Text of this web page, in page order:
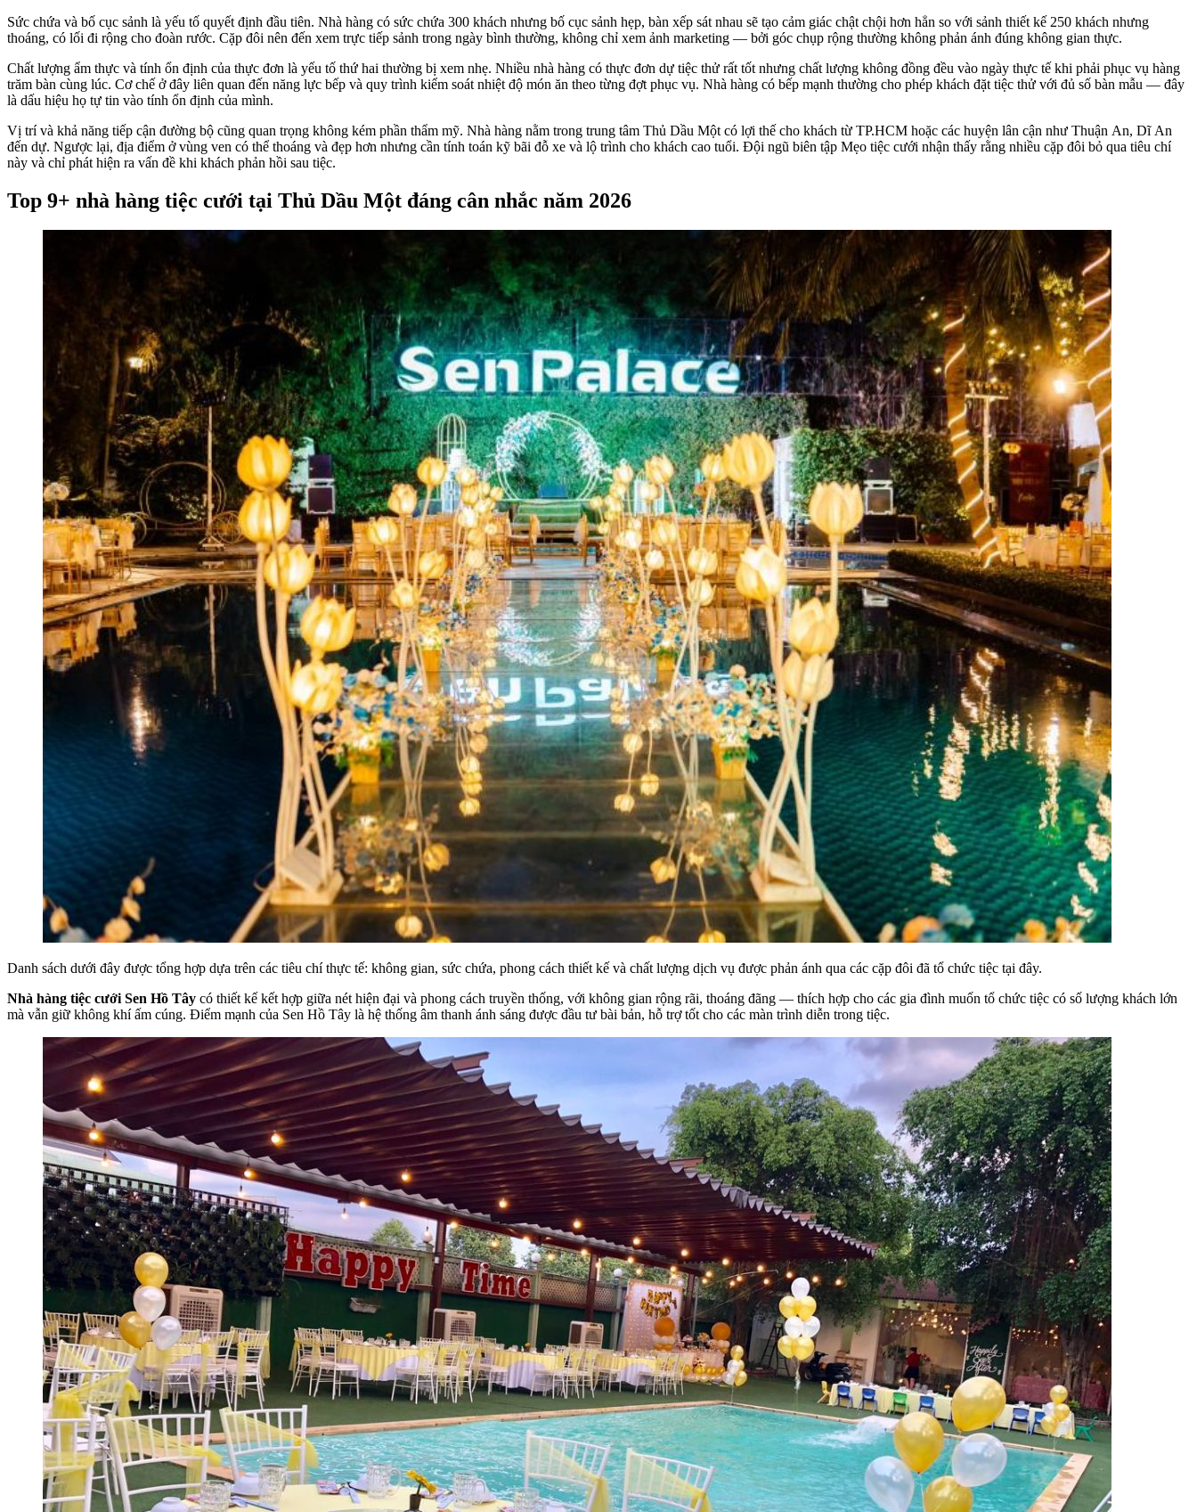
Sức chứa và bố cục sảnh là yếu tố quyết định đầu tiên. Nhà hàng có sức chứa 300 khách nhưng bố cục sảnh hẹp, bàn xếp sát nhau sẽ tạo cảm giác chật chội hơn hẳn so với sảnh thiết kế 250 khách nhưng
thoáng, có lối đi rộng cho đoàn rước. Cặp đôi nên đến xem trực tiếp sảnh trong ngày bình thường, không chỉ xem ảnh marketing — bởi góc chụp rộng thường không phản ánh đúng không gian thực.
Chất lượng ẩm thực và tính ổn định của thực đơn là yếu tố thứ hai thường bị xem nhẹ. Nhiều nhà hàng có thực đơn dự tiệc thử rất tốt nhưng chất lượng không đồng đều vào ngày thực tế khi phải phục vụ hàng
trăm bàn cùng lúc. Cơ chế ở đây liên quan đến năng lực bếp và quy trình kiểm soát nhiệt độ món ăn theo từng đợt phục vụ. Nhà hàng có bếp mạnh thường cho phép khách đặt tiệc thử với đủ số bàn mẫu — đây
là dấu hiệu họ tự tin vào tính ổn định của mình.
Vị trí và khả năng tiếp cận đường bộ cũng quan trọng không kém phần thẩm mỹ. Nhà hàng nằm trong trung tâm Thủ Dầu Một có lợi thế cho khách từ TP.HCM hoặc các huyện lân cận như Thuận An, Dĩ An
đến dự. Ngược lại, địa điểm ở vùng ven có thể thoáng và đẹp hơn nhưng cần tính toán kỹ bãi đỗ xe và lộ trình cho khách cao tuổi. Đội ngũ biên tập Mẹo tiệc cưới nhận thấy rằng nhiều cặp đôi bỏ qua tiêu chí
này và chỉ phát hiện ra vấn đề khi khách phản hồi sau tiệc.
Top 9+ nhà hàng tiệc cưới tại Thủ Dầu Một đáng cân nhắc năm 2026
Danh sách dưới đây được tổng hợp dựa trên các tiêu chí thực tế: không gian, sức chứa, phong cách thiết kế và chất lượng dịch vụ được phản ánh qua các cặp đôi đã tổ chức tiệc tại đây.
Nhà hàng tiệc cưới Sen Hồ Tây có thiết kế kết hợp giữa nét hiện đại và phong cách truyền thống, với không gian rộng rãi, thoáng đãng — thích hợp cho các gia đình muốn tổ chức tiệc có số lượng khách lớn
mà vẫn giữ không khí ấm cúng. Điểm mạnh của Sen Hồ Tây là hệ thống âm thanh ánh sáng được đầu tư bài bản, hỗ trợ tốt cho các màn trình diễn trong tiệc.